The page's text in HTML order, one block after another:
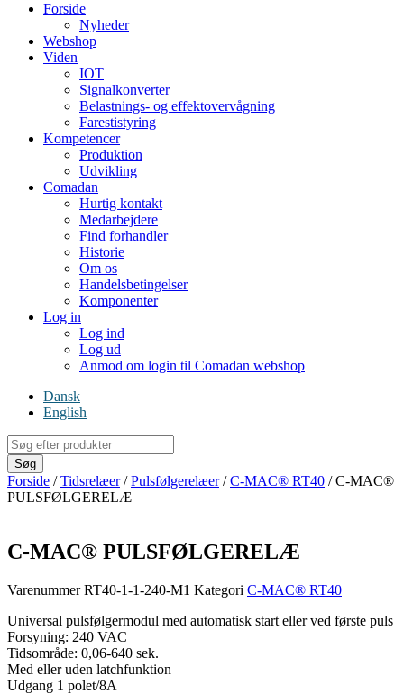
Forside
Nyheder
Webshop
Viden
IOT
Signalkonverter
Belastnings- og effektovervågning
Farestistyring
Kompetencer
Produktion
Udvikling
Comadan
Hurtig kontakt
Medarbejdere
Find forhandler
Historie
Om os
Handelsbetingelser
Komponenter
Log in
Log ind
Log ud
Anmod om login til Comadan webshop
Dansk
English
Products
search
Søg
Forside /Tidsrelæer/Pulsfølgerelæer/C-MAC® RT40 / C-MAC®
PULSFØLGERELÆ
C-MAC® PULSFØLGERELÆ
VarenummerRT40-1-1-240-M1 Kategori C-MAC® RT40
Universal pulsfølgermodul med automatisk start eller ved første puls
Forsyning: 240 VAC
Tidsområde: 0,06-640 sek.
Med eller uden latchfunktion
Udgang 1 polet/8A